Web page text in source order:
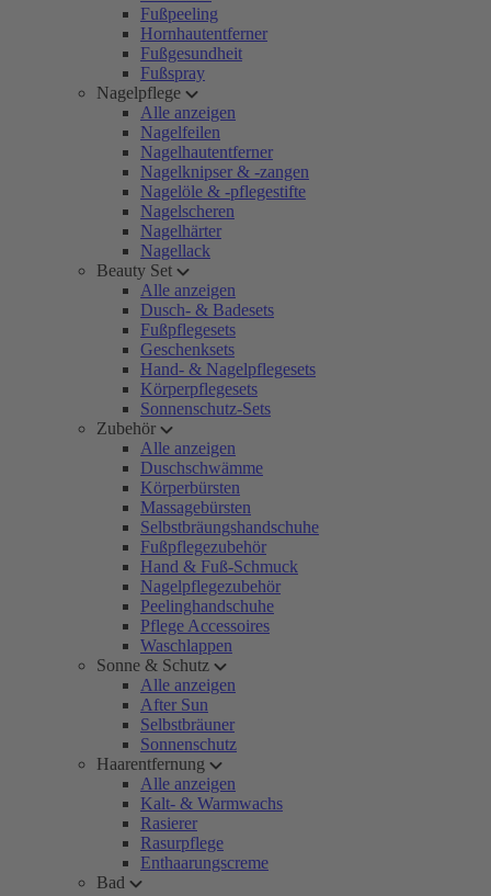
Fußpeeling
Hornhautentferner
Fußgesundheit
Fußspray
Nagelpflege
Alle anzeigen
Nagelfeilen
Nagelhautentferner
Nagelknipser & -zangen
Nagelöle & -pflegestifte
Nagelscheren
Nagelhärter
Nagellack
Beauty Set
Alle anzeigen
Dusch- & Badesets
Fußpflegesets
Geschenksets
Hand- & Nagelpflegesets
Körperpflegesets
Sonnenschutz-Sets
Zubehör
Alle anzeigen
Duschschwämme
Körperbürsten
Massagebürsten
Selbstbräungshandschuhe
Fußpflegezubehör
Hand & Fuß-Schmuck
Nagelpflegezubehör
Peelinghandschuhe
Pflege Accessoires
Waschlappen
Sonne & Schutz
Alle anzeigen
After Sun
Selbstbräuner
Sonnenschutz
Haarentfernung
Alle anzeigen
Kalt- & Warmwachs
Rasierer
Rasurpflege
Enthaarungscreme
Bad